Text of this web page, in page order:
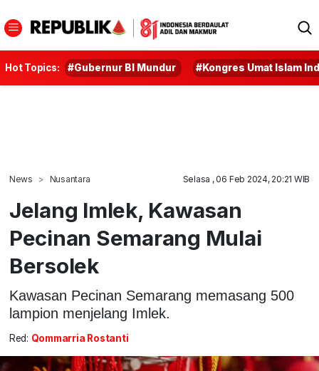
Hot Topics: #Gubernur BI Mundur #Kongres Umat Islam
News Nusantara Selasa , 06 Feb 2024, 20:21 WIB
Jelang Imlek, Kawasan
Pecinan Semarang Mulai
Bersolek
Kawasan Pecinan Semarang memasang 500
lampion menjelang Imlek.
Red: Qommarria Rostanti